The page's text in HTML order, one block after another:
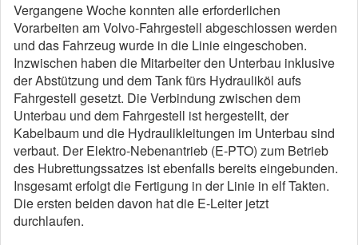
Vergangene Woche konnten alle erforderlichen
Vorarbeiten am Volvo-Fahrgestell abgeschlossen werden
und das Fahrzeug wurde in die Linie eingeschoben.
Inzwischen haben die Mitarbeiter den Unterbau inklusive
der Abstützung und dem Tank fürs Hydrauliköl aufs
Fahrgestell gesetzt. Die Verbindung zwischen dem
Unterbau und dem Fahrgestell ist hergestellt, der
Kabelbaum und die Hydraulikleitungen im Unterbau sind
verbaut. Der Elektro-Nebenantrieb (E-PTO) zum Betrieb
des Hubrettungssatzes ist ebenfalls bereits eingebunden.
Insgesamt erfolgt die Fertigung in der Linie in elf Takten.
Die ersten beiden davon hat die E-Leiter jetzt
durchlaufen.